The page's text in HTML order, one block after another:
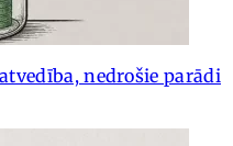
nedrošie parādi